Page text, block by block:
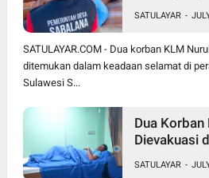
Hanya
Ditemukan
SATULAYAR -
SATULAYAR.COM - Dua korban KLM
ditemukan dalam keadaan selamat di
Sulawesi S...
Dua Korban
Dievakuasi
SATULAYAR -